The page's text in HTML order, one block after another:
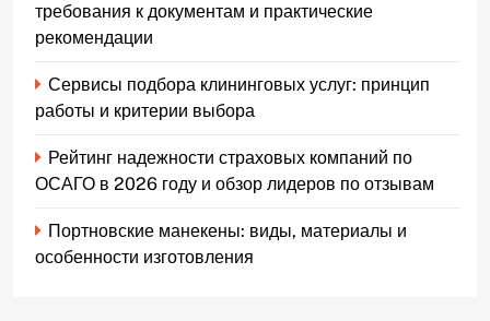
требования к документам и практические
рекомендации
Сервисы подбора клининговых услуг: принцип
работы и критерии выбора
Рейтинг надежности страховых компаний по
ОСАГО в 2026 году и обзор лидеров по отзывам
Портновские манекены: виды, материалы и
особенности изготовления